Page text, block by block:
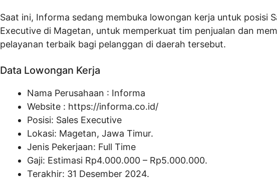
Saat ini, Informa sedang membuka lowongan kerja untuk posisi
Executive di Magetan, untuk memperkuat tim penjualan dan
pelayanan terbaik bagi pelanggan di daerah tersebut.
Data Lowongan Kerja
Nama Perusahaan : Informa
Website : https://informa.co.id/
Posisi: Sales Executive
Lokasi: Magetan, Jawa Timur.
Jenis Pekerjaan: Full Time
Gaji: Estimasi Rp4.000.000 – Rp5.000.000.
Terakhir: 31 Desember 2024.